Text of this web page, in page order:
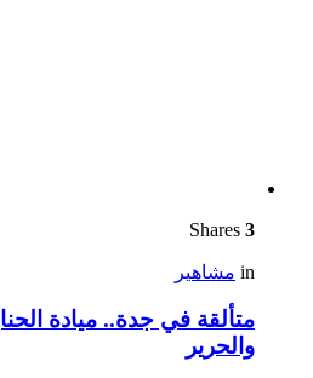
3
in مشاهير
متألقة في جدة.. ميادة
والحرير